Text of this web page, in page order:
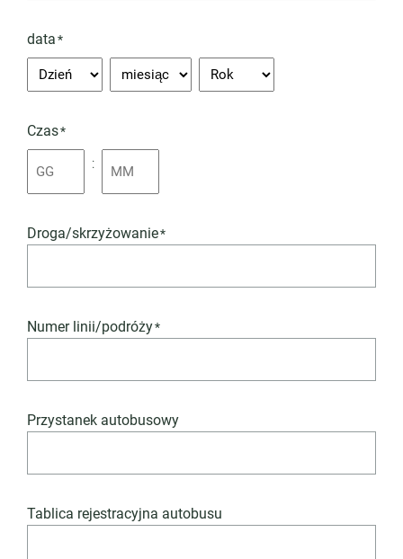
data*
Czas*
:
Droga/skrzyżowanie*
Numer linii/podróży*
Przystanek autobusowy
Tablica rejestracyjna autobusu